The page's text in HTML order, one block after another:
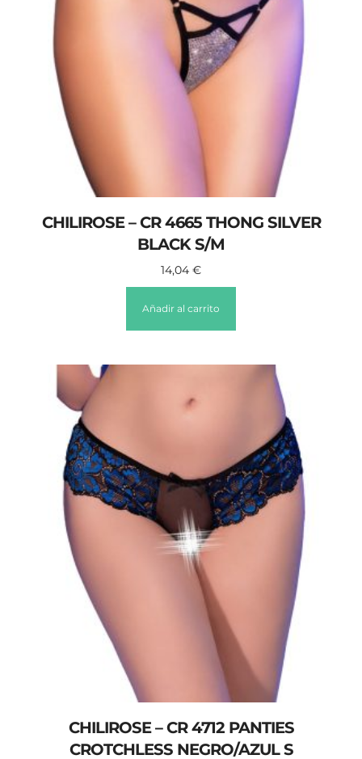
CHILIROSE – CR 4665 THONG SILVER
BLACK S/M
14,04 €
Añadir al carrito
CHILIROSE – CR 4712 PANTIES
CROTCHLESS NEGRO/AZUL S